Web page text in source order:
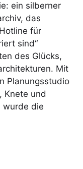
ein silberner
das
für
sind“
des Glücks,
Mit
Planungsstudio
Knete und
wurde die